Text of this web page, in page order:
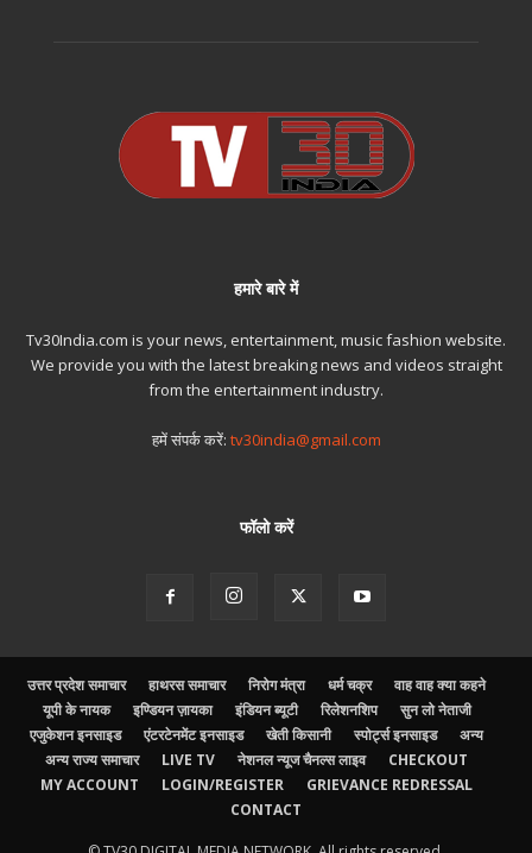
हमारे बारे में
Tv30India.com is your news, entertainment, music fashion website.
We provide you with the latest breaking news and videos straight
from the entertainment industry.
हमें संपर्क करें: tv30india@gmail.com
फॉलो करें
उत्तर प्रदेश समाचार हाथरस समाचार निरोग मंत्रा धर्म चक्र
वाह वाह क्या कहने
यूपी के नायक
इण्डियन ज़ायका इंडियन ब्यूटी रिलेशनशिप
सुन लो नेताजी
एजुकेशन इनसाइड
एंटरटेनमेंट इनसाइड खेती किसानी स्पोर्ट्स इनसाइड
अन्य
अन्य राज्य समाचार
LIVE TV नेशनल न्यूज चैनल्स लाइव
CHECKOUT
MY ACCOUNT
LOGIN/REGISTER
GRIEVANCE REDRESSAL
CONTACT